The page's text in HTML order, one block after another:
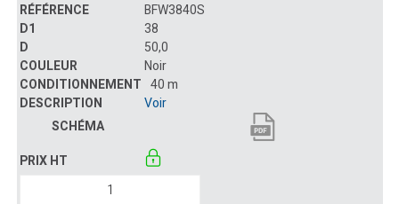
BFW3840S
38
50,0
Noir
40 m
Voir